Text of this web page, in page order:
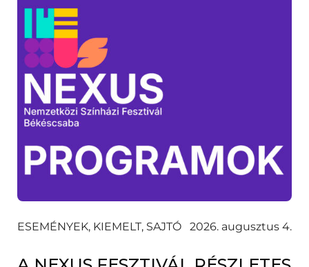
ESEMÉNYEK, KIEMELT, SAJTÓ 2026. augusztus 4.